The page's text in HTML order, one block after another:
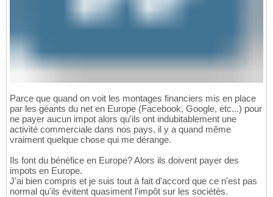
Parce que quand on voit les montages financiers mis en place
par les géants du net en Europe (Facebook, Google, etc...) pour
ne payer aucun impot alors qu'ils ont indubitablement une
activité commerciale dans nos pays, il y a quand même
vraiment quelque chose qui me dérange.
Ils font du bénéfice en Europe? Alors ils doivent payer des
impots en Europe.
J'ai bien compris et je suis tout à fait d'accord que ce n'est pas
normal qu'ils évitent quasiment l'impôt sur les sociétés.